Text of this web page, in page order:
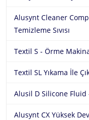
Alusynt Cleaner
Temizleme Sıvısı
Textil S - Örme
Textil SL Yıkama İle
Alusil D Silicone Fluid -
Alusynt CX Yüksek